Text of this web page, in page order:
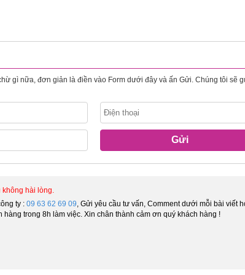
gì nữa, đơn giản là điền vào Form dưới đây và ấn Gửi. Chúng tôi sẽ
Gửi
hài lòng.
ty : 09 63 62 69 09 , Gửi yêu cầu tư vấn, Comment dưới mỗi bài viết
trong 8h làm việc. Xin chân thành cảm ơn quý khách hàng !